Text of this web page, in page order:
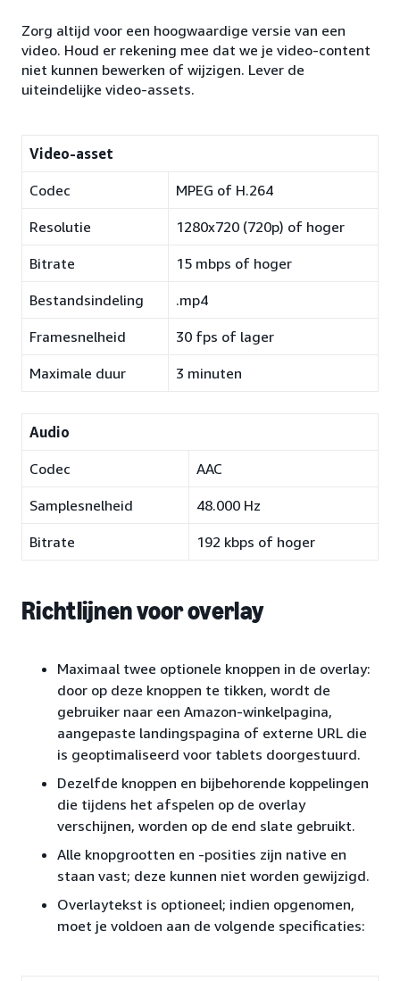
Zorg altijd voor een hoogwaardige versie van een
video. Houd er rekening mee dat we je video-content
niet kunnen bewerken of wijzigen. Lever de
uiteindelijke video-assets.
Video-asset
Codec MPEG of H.264
Resolutie 1280x720 (720p) of hoger
Bitrate 15 mbps of hoger
Bestandsindeling .mp4
Framesnelheid 30 fps of lager
Maximale duur 3 minuten
Audio
Codec AAC
Samplesnelheid 48.000 Hz
Bitrate 192 kbps of hoger
Richtlijnen voor overlay
Maximaal twee optionele knoppen in de overlay:
door op deze knoppen te tikken, wordt de
gebruiker naar een Amazon-winkelpagina,
aangepaste landingspagina of externe URL die
is geoptimaliseerd voor tablets doorgestuurd.
Dezelfde knoppen en bijbehorende koppelingen
die tijdens het afspelen op de overlay
verschijnen, worden op de end slate gebruikt.
Alle knopgrootten en -posities zijn native en
staan vast; deze kunnen niet worden gewijzigd.
Overlaytekst is optioneel; indien opgenomen,
moet je voldoen aan de volgende specificaties: